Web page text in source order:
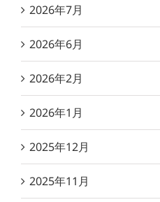
2026年7月
2026年6月
2026年2月
2026年1月
2025年12月
2025年11月